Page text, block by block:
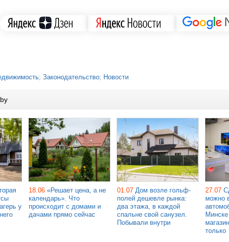
; Законодательство; Новости
у
18.06 «Решает цена, а не
календарь». Что
происходит с домами и
дачами прямо сейчас
01.07 Дом возле гольф-
полей дешевле рынка:
два этажа, в каждой
спальне свой санузел.
Побывали внутри
27.07
можно
только